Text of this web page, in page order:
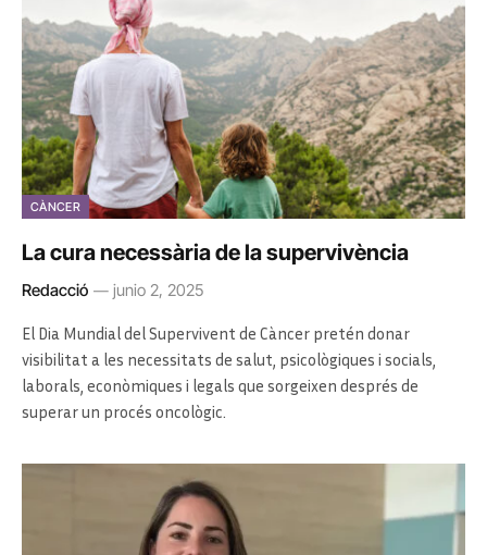
CÀNCER
La cura necessària de la supervivència
Redacció junio 2, 2025
El Dia Mundial del Supervivent de Càncer pretén donar
visibilitat a les necessitats de salut, psicològiques i socials,
laborals, econòmiques i legals que sorgeixen després de
superar un procés oncològic.